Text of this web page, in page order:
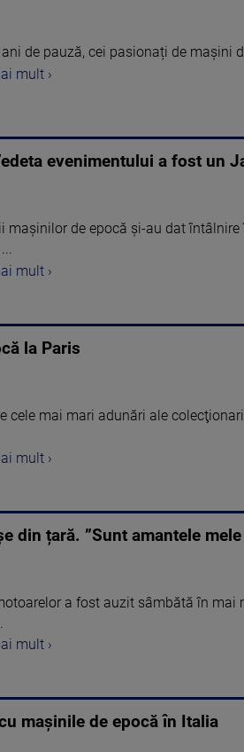
de pauză, cei pasionați de mașini
mult ›
evenimentului a fost un
maşinilor de epocă şi-au dat
mult ›
la Paris
cele mai mari adunări ale
mult ›
din țară. ”Sunt amantele
a fost auzit sâmbătă în mai
mult ›
mașinile de epocă în Italia